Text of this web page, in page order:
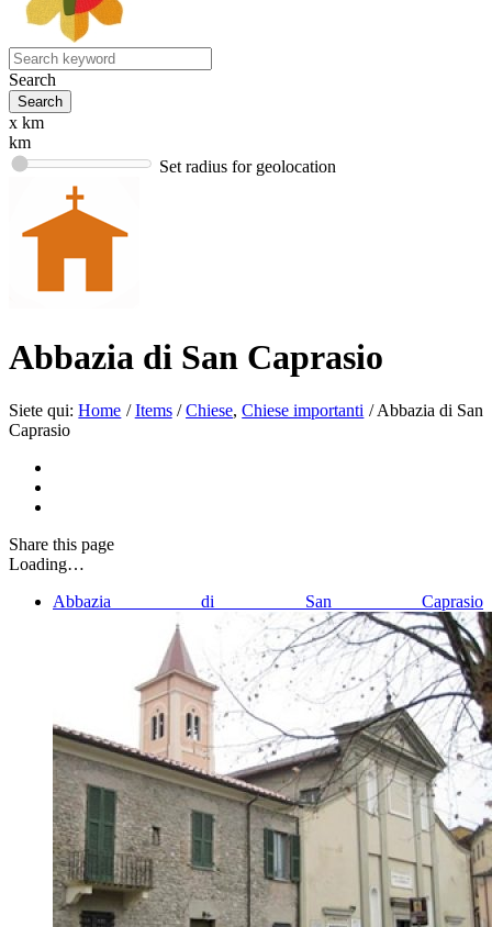
Search
x km
km
Set radius for geolocation
Abbazia di San Caprasio
Siete qui: Home / Items / Chiese,Chiese importanti / Abbazia di San
Caprasio
Share this page
Loading…
Abbazia di San Caprasio